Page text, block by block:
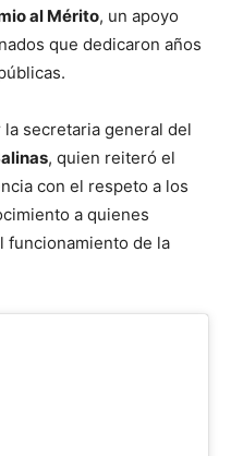
al Mérito, un apoyo
que dedicaron años
la secretaria general del
, quien reiteró el
con el respeto a los
a quienes
funcionamiento de la